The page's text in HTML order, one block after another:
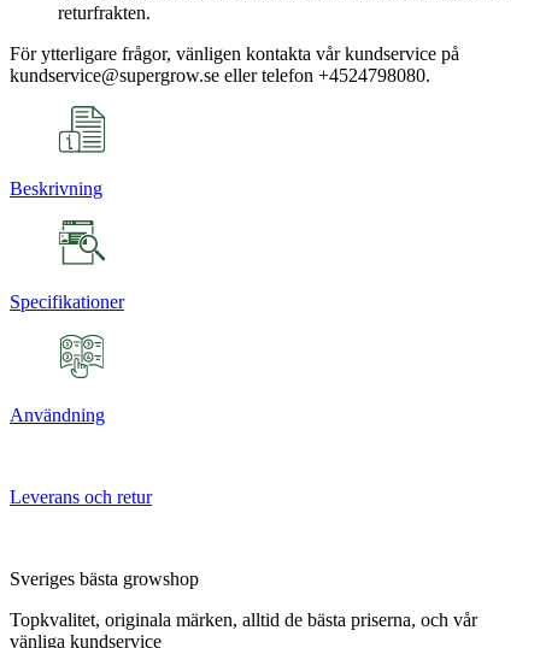
returfrakten.
För ytterligare frågor, vänligen kontakta vår kundservice på
kundservice@supergrow.se eller telefon +4524798080.
Beskrivning
Specifikationer
Användning
Leverans och retur
Sveriges bästa growshop
Topkvalitet, originala märken, alltid de bästa priserna, och vår
vänliga kundservice